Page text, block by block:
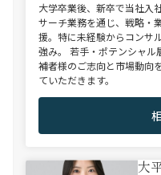
大学卒業後、新卒で当社入
サーチ業務を通じ、戦略・
援。特に未経験からコンサ
強み。 若手・ポテンシャ
補者様のご志向と市場動向
ていただきます。
大